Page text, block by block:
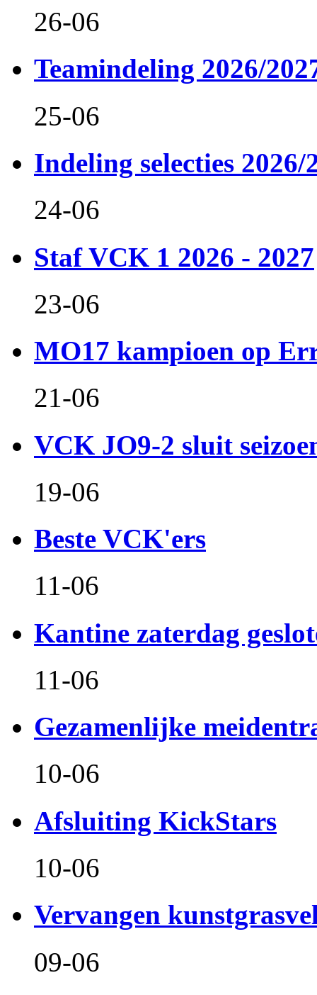
26-06
Teamindeling 2026/
25-06
Indeling selecties 2026/
24-06
Staf VCK 1 2026 - 2027
23-06
MO17 kampioen op
21-06
VCK JO9-2 sluit
19-06
Beste VCK'ers
11-06
Kantine zaterdag
11-06
Gezamenlijke
10-06
Afsluiting KickStars
10-06
Vervangen
09-06